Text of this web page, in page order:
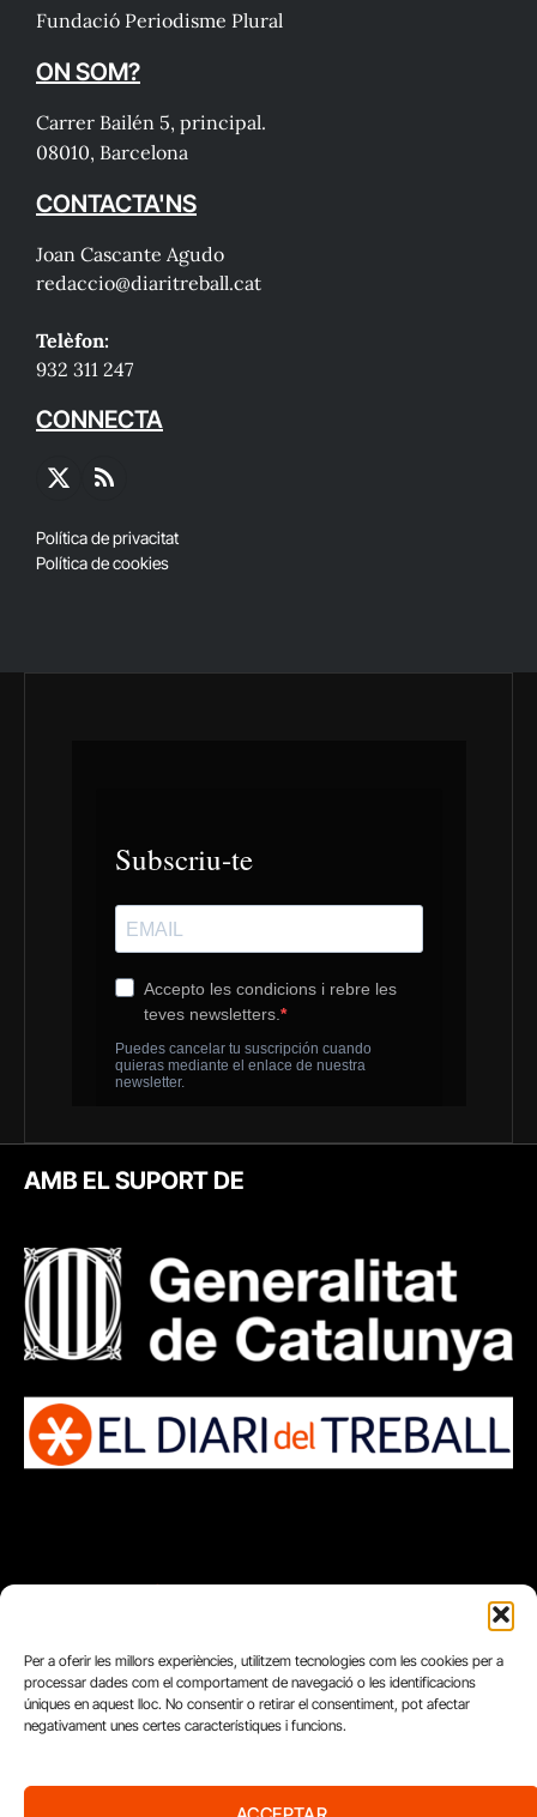
Per a oferir les millors experiències, utilitzem tecnologies com les cookies per a
processar dades com el comportament de navegació o les identificacions
úniques en aquest lloc. No consentir o retirar el consentiment, pot afectar
negativament unes certes característiques i funcions.
Fundació Periodisme Plural
ON SOM?
Carrer Bailén 5, principal.
08010, Barcelona
CONTACTA'NS
Joan Cascante Agudo
redaccio@diaritreball.cat
Telèfon:
932 311 247
CONNECTA
X
RSS
Política de privacitat
Política de cookies
AMB EL SUPORT DE